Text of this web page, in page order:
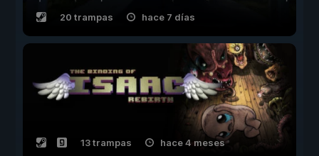
20 trampas hace 7 días
13 trampas hace 4 meses